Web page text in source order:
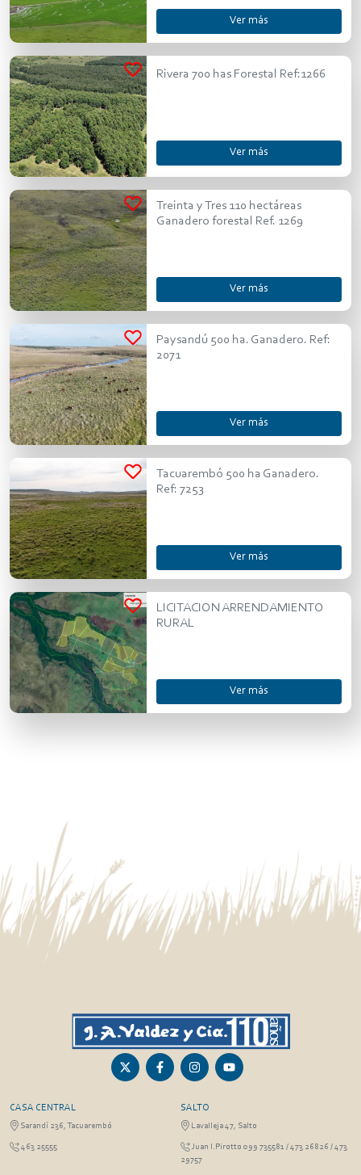
Ver más
Rivera 700 has Forestal Ref:1266
Ver más
Treinta y Tres 110 hectáreas
Ganadero forestal Ref. 1269
Ver más
Paysandú 500 ha. Ganadero. Ref:
2071
Ver más
Tacuarembó 500 ha Ganadero.
Ref: 7253
Ver más
LICITACION ARRENDAMIENTO
RURAL
Ver más
CASA CENTRAL
Sarandí 236, Tacuarembó
463 25555
SALTO
Lavalleja 47, Salto
Juan I.Pirotto 099 735581 / 473 26826 / 473
29757